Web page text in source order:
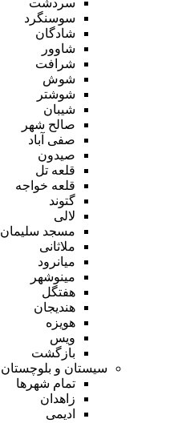
سوسنگرد
شادگان
شاوور
شرافت
شوش
شوشتر
شیبان
صالح شهر
صفی آباد
صیدون
قلعه تل
قلعه خواجه
گتوند
لالی
مسجد سلیمان
ملاثانی
میانرود
مینوشهر
هفتگل
هندیجان
هویزه
ویس
بازگشت
سیستان و بلوچستان
تمام شهر‌ها
زاهدان
ادیمی